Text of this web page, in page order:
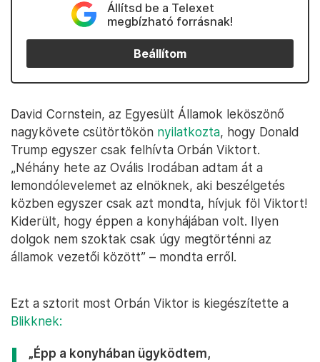
Állítsd be a Telexet
megbízható forrásnak!
Beállítom
David Cornstein, az Egyesült Államok leköszönő
nagykövete csütörtökön nyilatkozta, hogy Donald
Trump egyszer csak felhívta Orbán Viktort.
„Néhány hete az Ovális Irodában adtam át a
lemondólevelemet az elnöknek, aki beszélgetés
közben egyszer csak azt mondta, hívjuk föl Viktort!
Kiderült, hogy éppen a konyhájában volt. Ilyen
dolgok nem szoktak csak úgy megtörténni az
államok vezetői között” – mondta erről.
Ezt a sztorit most Orbán Viktor is kiegészítette a
Blikknek:
„Épp a konyhában ügyködtem,